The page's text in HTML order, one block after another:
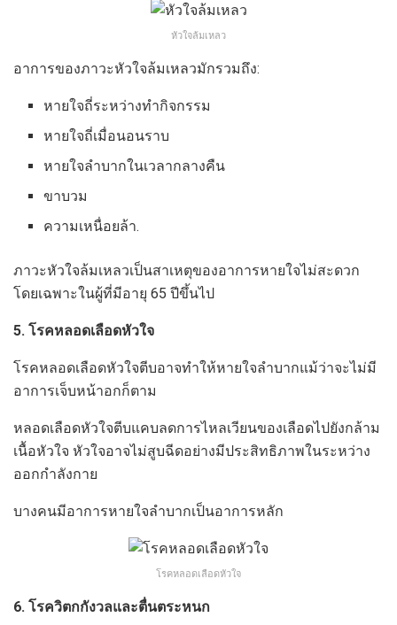
หัวใจล้มเหลว
อาการของภาวะหัวใจล้มเหลวมักรวมถึง:
หายใจถี่ระหว่างทำกิจกรรม
หายใจถี่เมื่อนอนราบ
หายใจลำบากในเวลากลางคืน
ขาบวม
ความเหนื่อยล้า.
ภาวะหัวใจล้มเหลวเป็นสาเหตุของอาการหายใจไม่สะดวก
โดยเฉพาะในผู้ที่มีอายุ 65 ปีขึ้นไป
5. โรคหลอดเลือดหัวใจ
โรคหลอดเลือดหัวใจตีบอาจทำให้หายใจลำบากแม้ว่าจะไม่มี
อาการเจ็บหน้าอกก็ตาม
หลอดเลือดหัวใจตีบแคบลดการไหลเวียนของเลือดไปยังกล้าม
เนื้อหัวใจ หัวใจอาจไม่สูบฉีดอย่างมีประสิทธิภาพในระหว่าง
ออกกำลังกาย
บางคนมีอาการหายใจลำบากเป็นอาการหลัก
โรคหลอดเลือดหัวใจ
6. โรควิตกกังวลและตื่นตระหนก